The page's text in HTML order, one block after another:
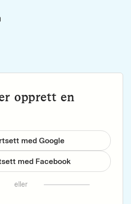
opprett en
med Google
med Facebook
eller